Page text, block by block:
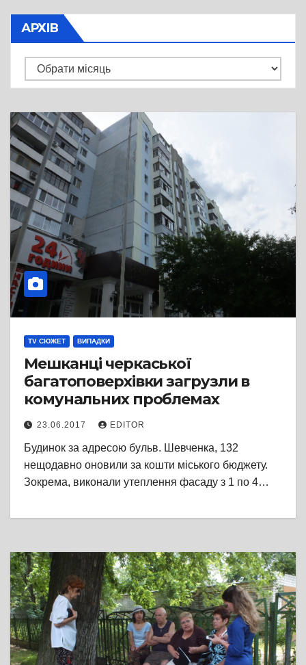
АРХІВ
Архів
TV СЮЖЕТ ВИПАДКИ
Мешканці черкаської
багатоповерхівки загрузли в
комунальних проблемах
23.06.2017 EDITOR
Будинок за адресою бульв. Шевченка, 132
нещодавно оновили за кошти міського бюджету.
Зокрема, виконали утеплення фасаду з 1 по 4…